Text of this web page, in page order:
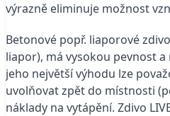
výrazně eliminuje možnost
Betonové popř. liaporové
liapor), má vysokou pevnost
jeho největší výhodu lze
uvolňovat zpět do místnosti
náklady na vytápění. Zdivo